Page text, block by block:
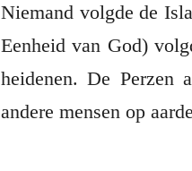
Niemand volgde de
Eenheid van God)
heidenen. De Perzen
andere mensen op